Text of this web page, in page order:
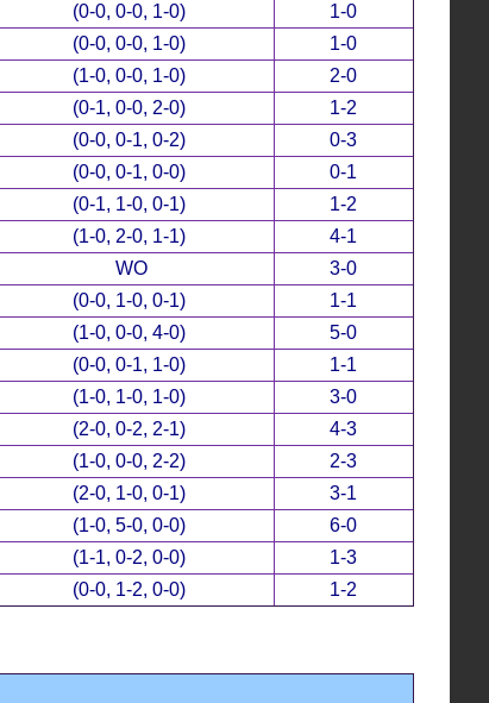
(0-0, 0-0, 1-0)
1-0
(0-0, 0-0, 1-0)
1-0
(1-0, 0-0, 1-0)
2-0
(0-1, 0-0, 2-0)
1-2
(0-0, 0-1, 0-2)
0-3
(0-0, 0-1, 0-0)
0-1
(0-1, 1-0, 0-1)
1-2
(1-0, 2-0, 1-1)
4-1
WO
3-0
(0-0, 1-0, 0-1)
1-1
(1-0, 0-0, 4-0)
5-0
(0-0, 0-1, 1-0)
1-1
(1-0, 1-0, 1-0)
3-0
(2-0, 0-2, 2-1)
4-3
(1-0, 0-0, 2-2)
2-3
(2-0, 1-0, 0-1)
3-1
(1-0, 5-0, 0-0)
6-0
(1-1, 0-2, 0-0)
1-3
(0-0, 1-2, 0-0) 1-2